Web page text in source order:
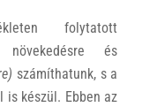
folytatott
és
számíthatunk, s a
is készül. Ebben az